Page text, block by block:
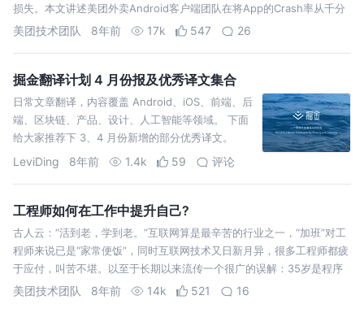
损失。本文讲述美团外卖Android客户端团队在将App的Crash率从千分
之三做到万分之二过程中所做的大量实践工作，抛砖引玉，希望能够为其
美团技术团队 8年前 17k 547 26
掘金翻译计划 4 月份报及优秀译文集合
日常文章翻译，内容覆盖 Android、iOS、前端、后
端、区块链、产品、设计、人工智能等领域。 下面
给大家推荐下 3、4 月份新增的部分优秀译文。
Flutter 到底有多快？我开发了秒表应用来弄清楚。
LeviDing 8年前 1.4k 59 评论
工程师如何在工作中提升自己?
古人云：“活到老，学到老。”互联网算是最辛苦的行业之一，“加班”对工
程师来说已是“家常便饭”，同时互联网技术又日新月异，很多工程师都疲
于应付，叫苦不堪。以至于长期以来流传一个很广的误解：35岁是程序
员工作的终点。 如何在繁忙的工作中做好技术积累，构建个人核心竞争
美团技术团队 8年前 14k 521 16